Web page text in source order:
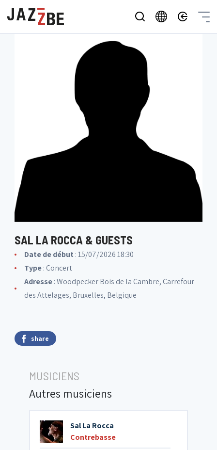
SAL LA ROCCA & GUESTS
Date de début : 15/07/2026 18:30
Type: Concert
Adresse: Woodpecker Bois de la Cambre, Carrefour
des Attelages, Bruxelles, Belgique
share
MUSICIENS
Autres musiciens
Sal La Rocca
Contrebasse